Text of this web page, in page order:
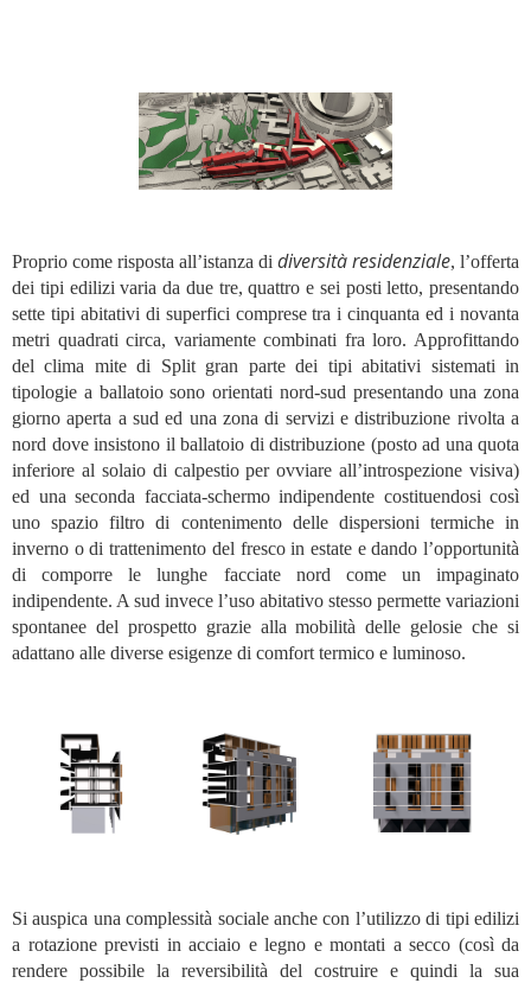
Proprio come risposta all’istanza di diversità residenziale, l’offerta
dei tipi edilizi varia da due tre, quattro e sei posti letto, presentando
sette tipi abitativi di superfici comprese tra i cinquanta ed i novanta
metri quadrati circa, variamente combinati fra loro. Approfittando
del clima mite di Split gran parte dei tipi abitativi sistemati in
tipologie a ballatoio sono orientati nord-sud presentando una zona
giorno aperta a sud ed una zona di servizi e distribuzione rivolta a
nord dove insistono il ballatoio di distribuzione (posto ad una quota
inferiore al solaio di calpestio per ovviare all’introspezione visiva)
ed una seconda facciata-schermo indipendente costituendosi così
uno spazio filtro di contenimento delle dispersioni termiche in
inverno o di trattenimento del fresco in estate e dando l’opportunità
di comporre le lunghe facciate nord come un impaginato
indipendente. A sud invece l’uso abitativo stesso permette variazioni
spontanee del prospetto grazie alla mobilità delle gelosie che si
adattano alle diverse esigenze di comfort termico e luminoso.
Si auspica una complessità sociale anche con l’utilizzo di tipi edilizi
a rotazione previsti in acciaio e legno e montati a secco (così da
rendere possibile la reversibilità del costruire e quindi la sua